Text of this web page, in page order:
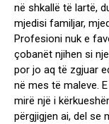
në shkallë të lartë,
mjedisi familjar,
Profesioni nuk e
çobanët njihen si
por jo aq të zgjuar
në mes të maleve.
mirë një i
përgjigjen ai, del se